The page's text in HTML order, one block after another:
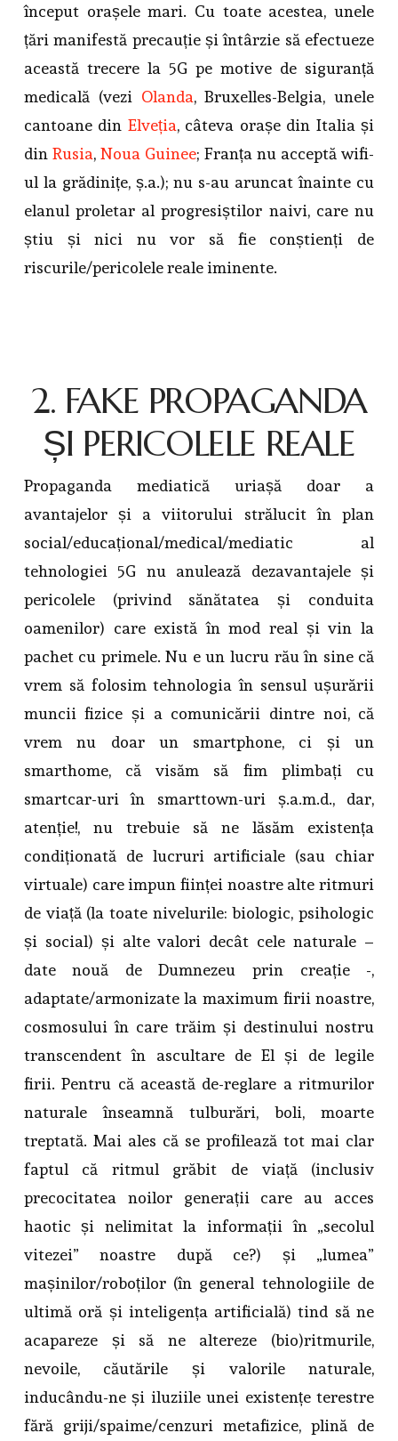
început orașele mari. Cu toate acestea, unele
țări manifestă precauție și întârzie să efectueze
această trecere la 5G pe motive de siguranță
medicală (vezi Olanda, Bruxelles-Belgia, unele
cantoane din Elveția, câteva orașe din Italia și
din Rusia, Noua Guinee; Franța nu acceptă wifi-
ul la grădinițe, ș.a.); nu s-au aruncat înainte cu
elanul proletar al progresiștilor naivi, care nu
știu și nici nu vor să fie conștienți de
riscurile/pericolele reale iminente.
2. FAKE PROPAGANDA
ȘI PERICOLELE REALE
Propaganda mediatică uriașă doar a
avantajelor și a viitorului strălucit în plan
social/educațional/medical/mediatic al
tehnologiei 5G nu anulează dezavantajele și
pericolele (privind sănătatea și conduita
oamenilor) care există în mod real și vin la
pachet cu primele. Nu e un lucru rău în sine că
vrem să folosim tehnologia în sensul ușurării
muncii fizice și a comunicării dintre noi, că
vrem nu doar un smartphone, ci și un
smarthome, că visăm să fim plimbați cu
smartcar-uri în smarttown-uri ș.a.m.d., dar,
atenție!, nu trebuie să ne lăsăm existența
condiționată de lucruri artificiale (sau chiar
virtuale) care impun ființei noastre alte ritmuri
de viață (la toate nivelurile: biologic, psihologic
și social) și alte valori decât cele naturale –
date nouă de Dumnezeu prin creație -,
adaptate/armonizate la maximum firii noastre,
cosmosului în care trăim și destinului nostru
transcendent în ascultare de El și de legile
firii. Pentru că această de-reglare a ritmurilor
naturale înseamnă tulburări, boli, moarte
treptată. Mai ales că se profilează tot mai clar
faptul că ritmul grăbit de viață (inclusiv
precocitatea noilor generații care au acces
haotic și nelimitat la informații în „secolul
vitezei” noastre după ce?) și „lumea”
mașinilor/roboților (în general tehnologiile de
ultimă oră și inteligența artificială) tind să ne
acapareze și să ne altereze (bio)ritmurile,
nevoile, căutările și valorile naturale,
inducându-ne și iluziile unei existențe terestre
fără griji/spaime/cenzuri metafizice, plină de